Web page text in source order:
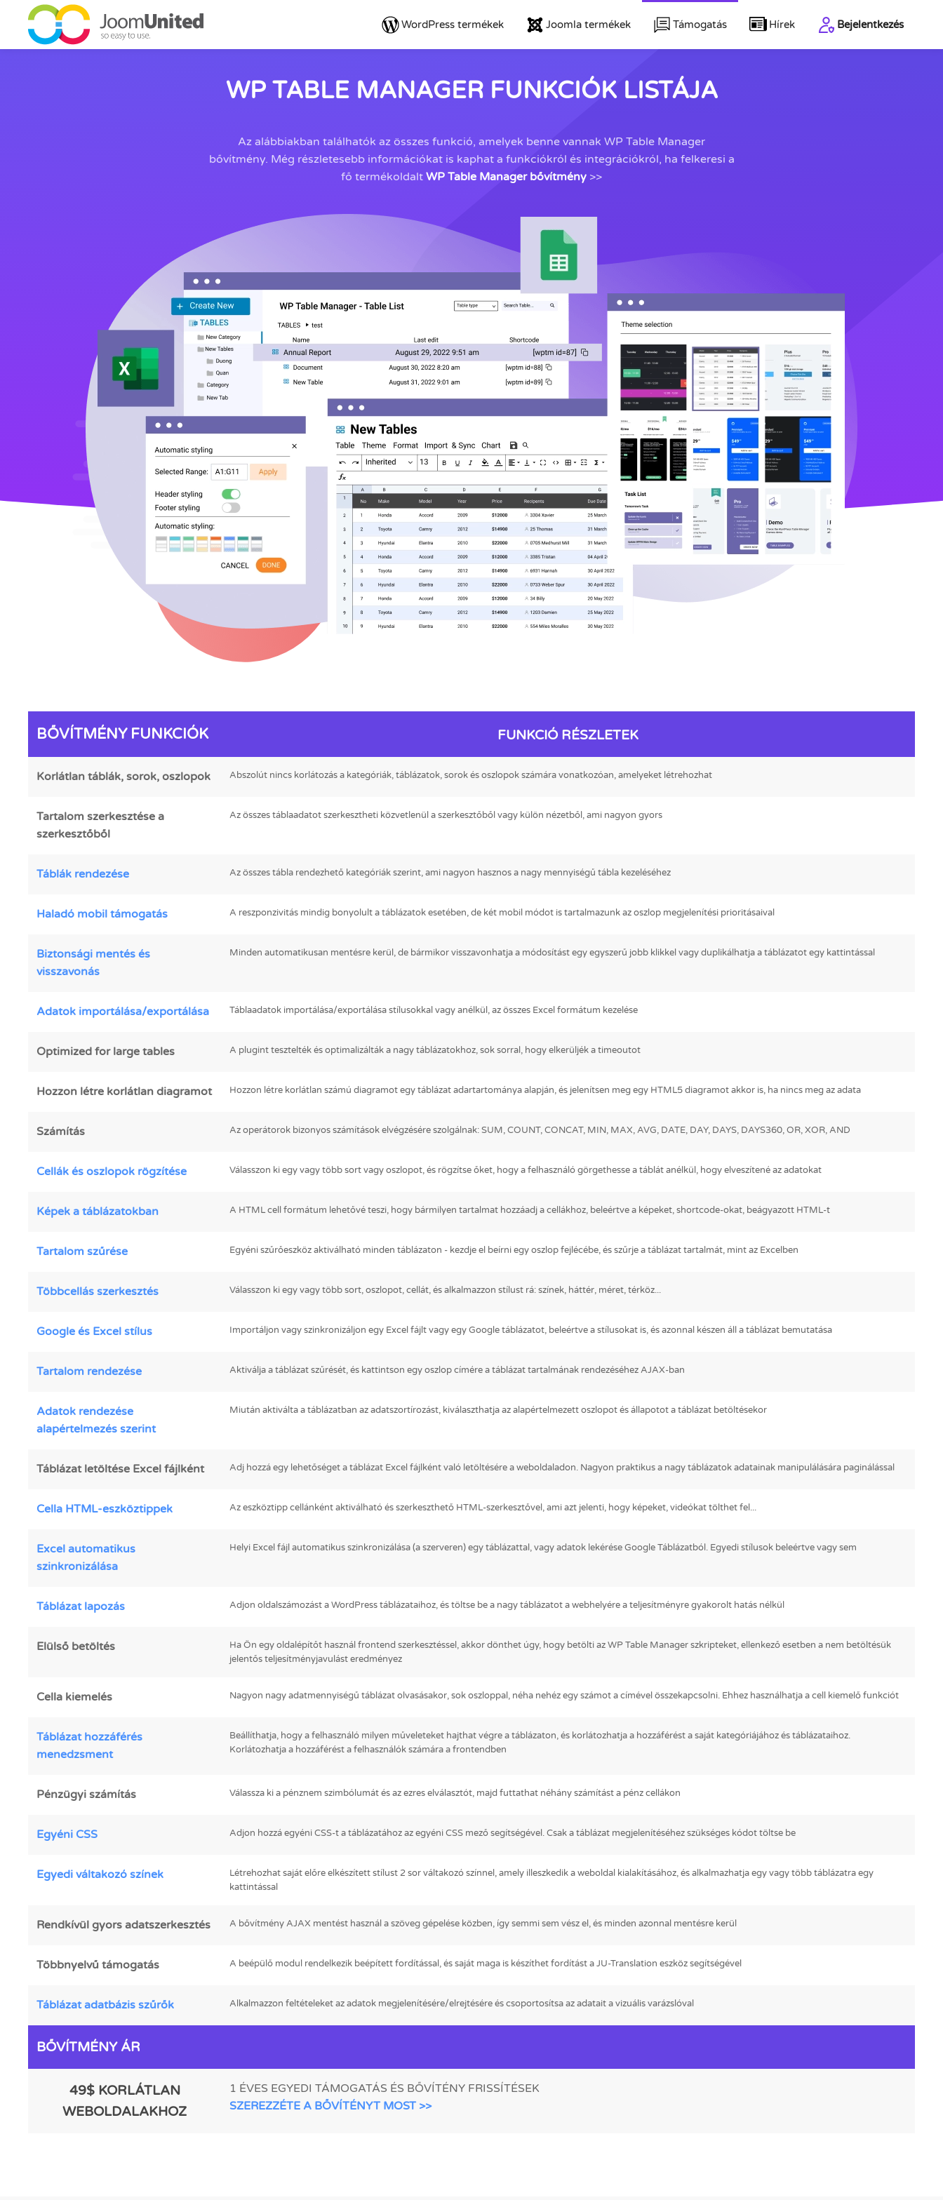
Ugrás a fő tartalomhoz
WordPress termékek Joomla termékek Támogatás Hírek Bejelentkezés
WP TABLE MANAGER FUNKCIÓK LISTÁJA
Az alábbiakban találhatók az összes funkció, amelyek benne vannak WP Table Manager
bővítmény. Még részletesebb információkat is kaphat a funkciókról és integrációkról, ha felkeresi a
fő termékoldalt WP Table Manager bővítmény >>
BŐVÍTMÉNY FUNKCIÓK FUNKCIÓ RÉSZLETEK
Korlátlan táblák, sorok, oszlopok Abszolút nincs korlátozás a kategóriák, táblázatok, sorok és oszlopok számára vonatkozóan, amelyeket létrehozhat
Tartalom szerkesztése a
szerkesztőből
Az összes táblaadatot szerkesztheti közvetlenül a szerkesztőből vagy külön nézetből, ami nagyon gyors
Táblák rendezése Az összes tábla rendezhető kategóriák szerint, ami nagyon hasznos a nagy mennyiségű tábla kezeléséhez
Haladó mobil támogatás A reszponzivitás mindig bonyolult a táblázatok esetében, de két mobil módot is tartalmazunk az oszlop megjelenítési prioritásaival
Biztonsági mentés és
visszavonás
Minden automatikusan mentésre kerül, de bármikor visszavonhatja a módosítást egy egyszerű jobb klikkel vagy duplikálhatja a táblázatot egy kattintással
Adatok importálása/exportálása Táblaadatok importálása/exportálása stílusokkal vagy anélkül, az összes Excel formátum kezelése
Optimized for large tables A plugint tesztelték és optimalizálták a nagy táblázatokhoz, sok sorral, hogy elkerüljék a timeoutot
Hozzon létre korlátlan diagramot Hozzon létre korlátlan számú diagramot egy táblázat adartartománya alapján, és jelenítsen meg egy HTML5 diagramot akkor is, ha nincs meg az adata
Számítás Az operátorok bizonyos számítások elvégzésére szolgálnak: SUM, COUNT, CONCAT, MIN, MAX, AVG, DATE, DAY, DAYS, DAYS360, OR, XOR, AND
Cellák és oszlopok rögzítése Válasszon ki egy vagy több sort vagy oszlopot, és rögzítse őket, hogy a felhasználó görgethesse a táblát anélkül, hogy elveszítené az adatokat
Képek a táblázatokban A HTML cell formátum lehetővé teszi, hogy bármilyen tartalmat hozzáadj a cellákhoz, beleértve a képeket, shortcode-okat, beágyazott HTML-t
Tartalom szűrése Egyéni szűrőeszköz aktiválható minden táblázaton - kezdje el beírni egy oszlop fejlécébe, és szűrje a táblázat tartalmát, mint az Excelben
Többcellás szerkesztés Válasszon ki egy vagy több sort, oszlopot, cellát, és alkalmazzon stílust rá: színek, háttér, méret, térköz...
Google és Excel stílus Importáljon vagy szinkronizáljon egy Excel fájlt vagy egy Google táblázatot, beleértve a stílusokat is, és azonnal készen áll a táblázat bemutatása
Tartalom rendezése Aktiválja a táblázat szűrését, és kattintson egy oszlop címére a táblázat tartalmának rendezéséhez AJAX-ban
Adatok rendezése
alapértelmezés szerint
Miután aktiválta a táblázatban az adatszortírozást, kiválaszthatja az alapértelmezett oszlopot és állapotot a táblázat betöltésekor
Táblázat letöltése Excel fájlként Adj hozzá egy lehetőséget a táblázat Excel fájlként való letöltésére a weboldaladon. Nagyon praktikus a nagy táblázatok adatainak manipulálására paginálással
Cella HTML-eszköztippek Az eszköztipp cellánként aktiválható és szerkeszthető HTML-szerkesztővel, ami azt jelenti, hogy képeket, videókat tölthet fel...
Excel automatikus
szinkronizálása
Helyi Excel fájl automatikus szinkronizálása (a szerveren) egy táblázattal, vagy adatok lekérése Google Táblázatból. Egyedi stílusok beleértve vagy sem
Táblázat lapozás Adjon oldalszámozást a WordPress táblázataihoz, és töltse be a nagy táblázatot a webhelyére a teljesítményre gyakorolt hatás nélkül
Elülső betöltés
Ha Ön egy oldalépítőt használ frontend szerkesztéssel, akkor dönthet úgy, hogy betölti az WP Table Manager szkripteket, ellenkező esetben a nem betöltésük
jelentős teljesítményjavulást eredményez
Cella kiemelés Nagyon nagy adatmennyiségű táblázat olvasásakor, sok oszloppal, néha nehéz egy számot a címével összekapcsolni. Ehhez használhatja a cell kiemelő funkciót
Táblázat hozzáférés
menedzsment
Beállíthatja, hogy a felhasználó milyen műveleteket hajthat végre a táblázaton, és korlátozhatja a hozzáférést a saját kategóriájához és táblázataihoz.
Korlátozhatja a hozzáférést a felhasználók számára a frontendben
Pénzügyi számítás Válassza ki a pénznem szimbólumát és az ezres elválasztót, majd futtathat néhány számítást a pénz cellákon
Egyéni CSS Adjon hozzá egyéni CSS-t a táblázatához az egyéni CSS mező segítségével. Csak a táblázat megjelenítéséhez szükséges kódot töltse be
Egyedi váltakozó színek
Létrehozhat saját előre elkészített stílust 2 sor váltakozó színnel, amely illeszkedik a weboldal kialakításához, és alkalmazhatja egy vagy több táblázatra egy
kattintással
Rendkívül gyors adatszerkesztés A bővítmény AJAX mentést használ a szöveg gépelése közben, így semmi sem vész el, és minden azonnal mentésre kerül
Többnyelvű támogatás A beépülő modul rendelkezik beépített fordítással, és saját maga is készíthet fordítást a JU-Translation eszköz segítségével
Táblázat adatbázis szűrők Alkalmazzon feltételeket az adatok megjelenítésére/elrejtésére és csoportosítsa az adatait a vizuális varázslóval
BŐVÍTMÉNY ÁR
49$ KORLÁTLAN
WEBOLDALAKHOZ
1 ÉVES EGYEDI TÁMOGATÁS ÉS BŐVÍTÉNY FRISSÍTÉSEK
SZEREZZÉTE A BŐVÍTÉNYT MOST >>